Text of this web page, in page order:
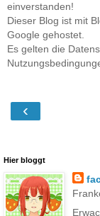
einverstanden!
Dieser Blog ist mit
Google gehostet.
Es gelten die
‹
Hier bloggt